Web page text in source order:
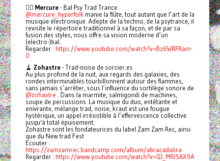
🧚‍♂️ Mercure- Bal Psy Trad Trance
@mercure_hyperfolkmanie la flûte, tout autant que l’art de la
musique électronique. Adepte de la techno, de la psytrance, il
revisite le répertoire traditionnel à sa façon, et de par sa
fusion des styles, nous offre sa vision moderne d’un
(electro-)bal.
Regarder : https://www.youtube.com/watch?v=Bz6WRFKam-
0
🧹 Zohastre- Trad-noise de sorcier.es
Au plus profond de la nuit, aux regards des galaxies, des
rondes interminables tourbillonnent autour des flammes,
sans jamais s’arrêter, sous l’influence du sortilège sonore de
@zohastre . Dans la marmite, salmigondi de machines,
soupe de percussions. La musique du duo, entêtante et
enivrante, mélange trad, noise, kraut est une fougue
hystérique, un appel irrésistible à l’effervescence collective
jusqu'à total épuisement.
Zohastre sont les fondateurices du label Zam Zam Rec, ainsi
que du New trad Fest
Ecouter :
https://zamzamrec.bandcamp.com/album/abracadabra
Regarder : https://www.youtube.com/watch?v=QJ_MRiSAX9A